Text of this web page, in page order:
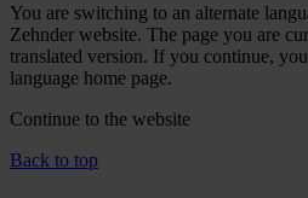
You are switching to an alternate
Zehnder website. The page you are
translated version. If you continue,
language home page.
Continue to the website
Back to top